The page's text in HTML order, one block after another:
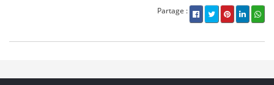
Partage :